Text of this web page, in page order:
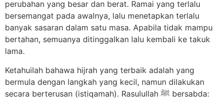
perubahan yang besar dan berat. Ramai yang terlalu
bersemangat pada awalnya, lalu menetapkan terlalu
banyak sasaran dalam satu masa. Apabila tidak mampu
bertahan, semuanya ditinggalkan lalu kembali ke takuk
lama.
Ketahuilah bahawa hijrah yang terbaik adalah yang
bermula dengan langkah yang kecil, namun dilakukan
secara berterusan (istiqamah). Rasulullah ﷺ bersabda: